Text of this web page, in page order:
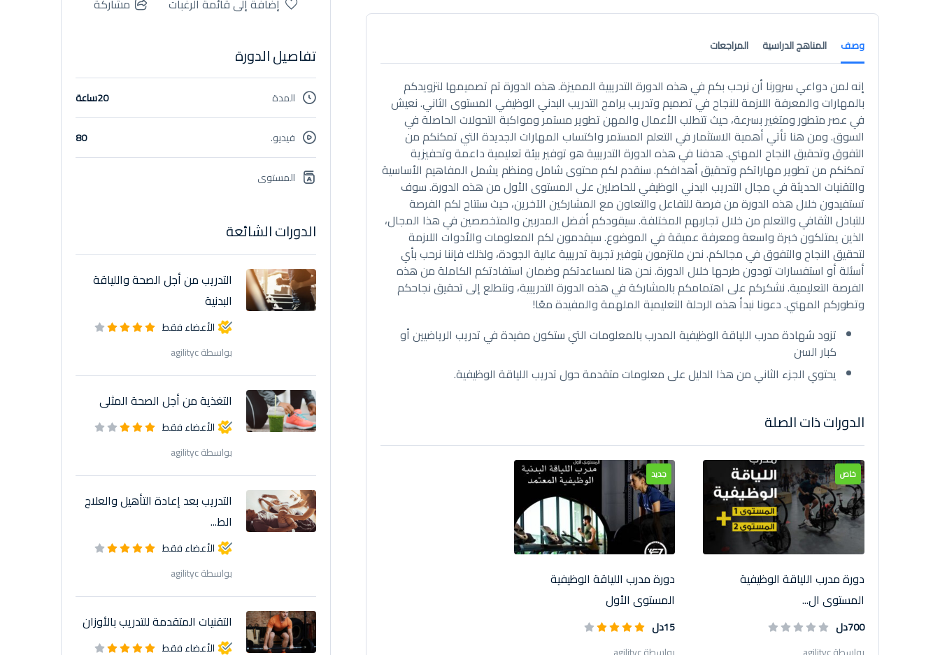
وصف المناهج الدراسية المراجعات
إنه لمن دواعي سرورنا أن نرحب بكم في هذه الدورة التدريبية المميزة. هذه الدورة تم تصميمها لتزويدكم
بالمهارات والمعرفة اللازمة للنجاح في تصميم وتدريب برامج التدريب البدني الوظيفي المستوى الثاني. نعيش
في عصر متطور ومتغير بسرعة، حيث تتطلب الأعمال والمهن تطوير مستمر ومواكبة التحولات الحاصلة في
السوق. ومن هنا تأتي أهمية الاستثمار في التعلم المستمر واكتساب المهارات الجديدة التي تمكنكم من
التفوق وتحقيق النجاح المهني. هدفنا في هذه الدورة التدريبية هو توفير بيئة تعليمية داعمة وتحفيزية
تمكنكم من تطوير مهاراتكم وتحقيق أهدافكم. سنقدم لكم محتوى شامل ومنظم يشمل المفاهيم الأساسية
والتقنيات الحديثة في مجال التدريب البدني الوظيفي للحاصلين على المستوى الأول من هذه الدورة. سوف
تستفيدون خلال هذه الدورة من فرصة للتفاعل والتعاون مع المشاركين الآخرين، حيث ستتاح لكم الفرصة
للتبادل الثقافي والتعلم من خلال تجاربهم المختلفة. سيقودكم أفضل المدربين والمتخصصين في هذا المجال،
الذين يمتلكون خبرة واسعة ومعرفة عميقة في الموضوع. سيقدمون لكم المعلومات والأدوات اللازمة
لتحقيق النجاح والتفوق في مجالكم. نحن ملتزمون بتوفير تجربة تدريبية عالية الجودة، ولذلك فإننا نرحب بأي
أسئلة أو استفسارات تودون طرحها خلال الدورة. نحن هنا لمساعدتكم وضمان استفادتكم الكاملة من هذه
الفرصة التعليمية. نشكركم على اهتمامكم بالمشاركة في هذه الدورة التدريبية، ونتطلع إلى تحقيق نجاحكم
وتطوركم المهني. دعونا نبدأ هذه الرحلة التعليمية الملهمة والمفيدة معًا!
تزود شهادة مدرب اللياقة الوظيفية المدرب بالمعلومات التي ستكون مفيدة في تدريب الرياضيين أو
كبار السن
يحتوي الجزء الثاني من هذا الدليل على معلومات متقدمة حول تدريب اللياقة الوظيفية.
الدورات ذات الصلة
خاص
دورة مدرب اللياقة الوظيفية
المستوى ال...
700دل
جديد
دورة مدرب اللياقة الوظيفية
المستوى الأول
15دل
إضافة إلى قائمة الرغبات مشاركة
تفاصيل الدورة
المدة 20ساعة
فيديو. 80
المستوى
الدورات الشائعة
التدريب من أجل الصحة واللياقة
البدنية
الأعضاء فقط
بواسطة agilityc
التغذية من أجل الصحة المثلى
الأعضاء فقط
بواسطة agilityc
التدريب بعد إعادة التأهيل والعلاج
الط...
الأعضاء فقط
بواسطة agilityc
التقنيات المتقدمة للتدريب بالأوزان
الأعضاء فقط